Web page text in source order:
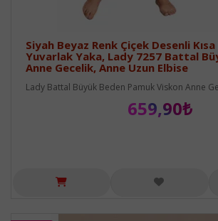
Siyah Beyaz Renk Çiçek Desenli
Yuvarlak Yaka, Lady 7257 Battal
Anne Gecelik, Anne Uzun Elbise
Lady Battal Büyük Beden Pamuk Viskon Anne
659,90₺